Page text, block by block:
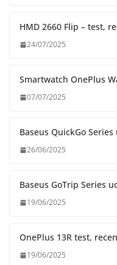
HMD 2660 Flip – test,
24/07/2025
Smartwatch OnePlus
07/07/2025
Baseus QuickGo
26/06/2025
Baseus GoTrip Series
19/06/2025
OnePlus 13R test,
19/06/2025